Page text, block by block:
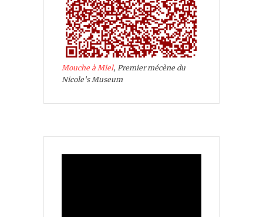
Mouche à Miel, Premier mécène du
Nicole's Museum